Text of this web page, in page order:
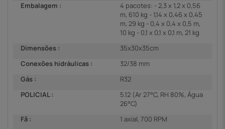
Embalagem :
4 pacotes: - 2,3 x 1,2 x 0,56
m, 610 kg - 1,14 x 0,46 x 0,45
m, 29 kg - 0,4 x 0,4 x 0,5 m,
10 kg - 0,1 x 0,1 x 0,1 m, 21 kg
Dimensões :
35x30x35cm
Conexões hidráulicas :
32/38 mm
Gás :
R32
POLICIAL :
5.12 (Ar 27°C, RH 80%, Água
26°C)
Fã :
1 axial, 700 RPM